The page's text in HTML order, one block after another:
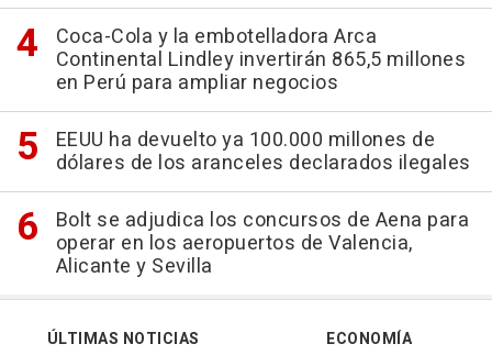
Coca-Cola y la embotelladora Arca
Continental Lindley invertirán 865,5 millones
en Perú para ampliar negocios
EEUU ha devuelto ya 100.000 millones de
dólares de los aranceles declarados ilegales
Bolt se adjudica los concursos de Aena para
operar en los aeropuertos de Valencia,
Alicante y Sevilla
ÚLTIMAS NOTICIAS
ECONOMÍA